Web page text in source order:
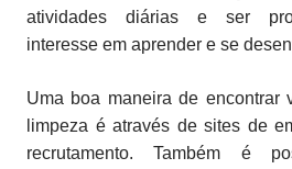
atividades diárias e ser
interesse em aprender e se
Uma boa maneira de encontrar
limpeza é através de sites de
recrutamento. Também é